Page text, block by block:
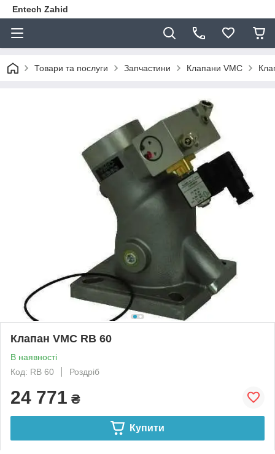
Entech Zahid
Товари та послуги Запчастини Клапани VMC
Клапан VMC RB 60
В наявності
Код: RB 60
Роздріб
24 771 ₴
Купити